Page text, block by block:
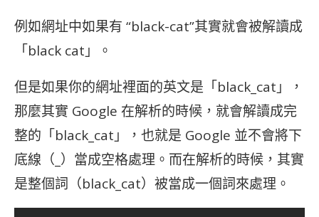
例如網址中如果有 “black-cat”其實就會被解讀成
「black cat」。
但是如果你的網址裡面的英文是「black_cat」，
那麼其實 Google 在解析的時候，就會解讀成完
整的「black_cat」，也就是 Google 並不會將下
底線（_）當成空格處理。而在解析的時候，其實
是整個詞（black_cat）被當成一個詞來處理。